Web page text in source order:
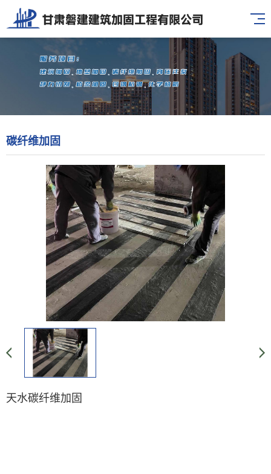
碳纤维加固
天水碳纤维加固